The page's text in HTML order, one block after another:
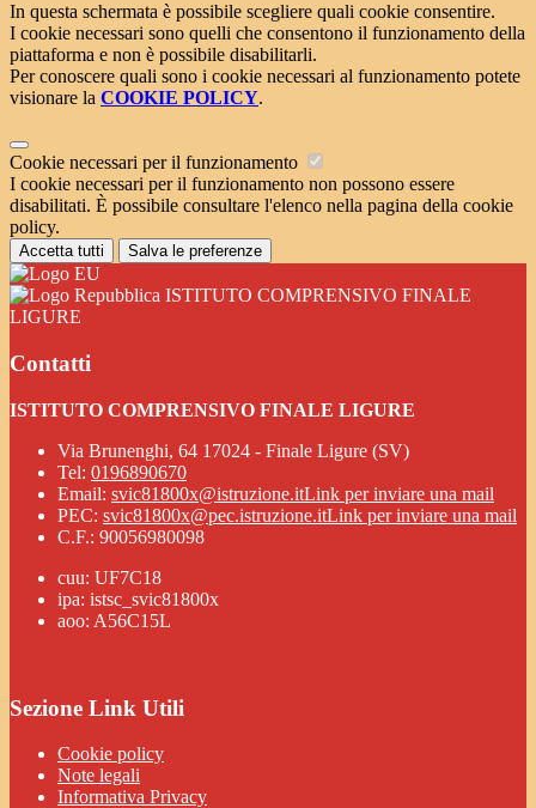
In questa schermata è possibile scegliere quali cookie consentire.
I cookie necessari sono quelli che consentono il funzionamento della
piattaforma e non è possibile disabilitarli.
Per conoscere quali sono i cookie necessari al funzionamento potete
visionare la COOKIE POLICY.
Cookie necessari per il funzionamento
I cookie necessari per il funzionamento non possono essere
disabilitati. È possibile consultare l'elenco nella pagina della cookie
policy.
Accetta tutti Salva le preferenze
ISTITUTO COMPRENSIVO FINALE
LIGURE
Contatti
ISTITUTO COMPRENSIVO FINALE LIGURE
Via Brunenghi, 64 17024 - Finale Ligure (SV)
Tel: 0196890670
Email: svic81800x@istruzione.itLink per inviare una mail
PEC: svic81800x@pec.istruzione.itLink per inviare una mail
C.F.: 90056980098
cuu: UF7C18
ipa: istsc_svic81800x
aoo: A56C15L
Sezione Link Utili
Cookie policy
Note legali
Informativa Privacy